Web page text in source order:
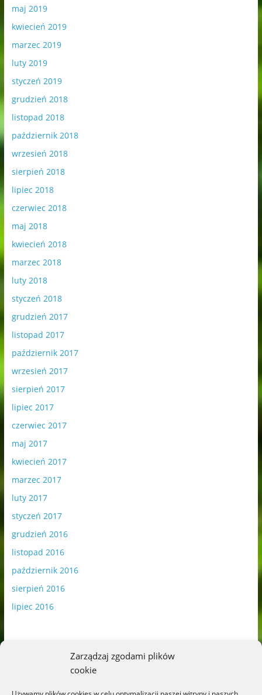
Zarządzaj zgodami plików
cookie
maj 2019
kwiecień 2019
marzec 2019
luty 2019
styczeń 2019
grudzień 2018
listopad 2018
październik 2018
wrzesień 2018
sierpień 2018
lipiec 2018
czerwiec 2018
maj 2018
kwiecień 2018
marzec 2018
luty 2018
styczeń 2018
grudzień 2017
listopad 2017
październik 2017
wrzesień 2017
sierpień 2017
lipiec 2017
czerwiec 2017
maj 2017
kwiecień 2017
marzec 2017
luty 2017
styczeń 2017
grudzień 2016
listopad 2016
październik 2016
sierpień 2016
lipiec 2016